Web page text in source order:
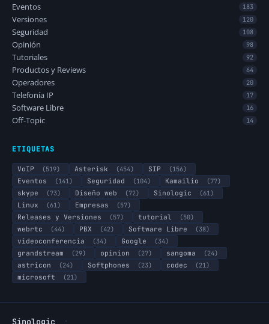
Eventos 183
Versiones 120
Seguridad 108
Opinión 98
Tutoriales 92
Productos y Reviews 64
Operadores 20
Telefonía IP 17
Software Libre 16
Off-Topic 14
ETIQUETAS
VoIP (519) Asterisk (454) SIP
(156)
Eventos
(141) Seguridad (104) Kamailio
(77)
skype
(73) Diseño web (72) Sinologic
(61)
Linux
(61) Empresas
(57)
Releases y Versiones
(57) tutorial
(50)
webrtc
(44) PBX (42) Software Libre
(38)
videoconferencia
(34) Google
(34)
grandstream
(29) opinion (27) sangoma
(24)
astricon
(24) Softphones (23) codec
(21)
microsoft
(21)
Sinologic ·